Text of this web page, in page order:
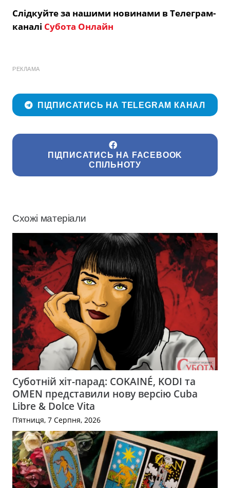
Слідкуйте за нашими новинами в Телеграм-
каналі Субота Онлайн
РЕКЛАМА
ПІДПИСАТИСЬ НА TELEGRAM КАНАЛ
ПІДПИСАТИСЬ НА FACEBOOK
СПІЛЬНОТУ
Схожі матеріали
Суботній хіт-парад: COKAINÉ, KODI та
OMEN представили нову версію Cuba
Libre & Dolce Vita
П’ятниця, 7 Серпня, 2026